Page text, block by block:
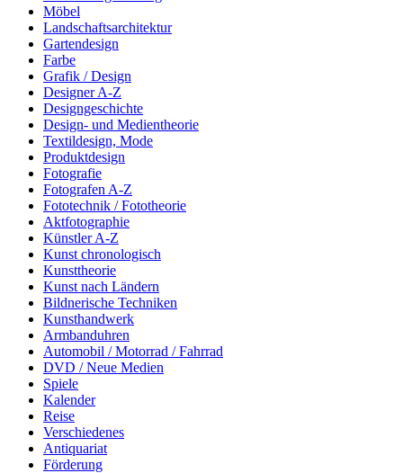
Möbel
Landschaftsarchitektur
Gartendesign
Farbe
Grafik / Design
Designer A-Z
Designgeschichte
Design- und Medientheorie
Textildesign, Mode
Produktdesign
Fotografie
Fotografen A-Z
Fototechnik / Fototheorie
Aktfotographie
Künstler A-Z
Kunst chronologisch
Kunsttheorie
Kunst nach Ländern
Bildnerische Techniken
Kunsthandwerk
Armbanduhren
Automobil / Motorrad / Fahrrad
DVD / Neue Medien
Spiele
Kalender
Reise
Verschiedenes
Antiquariat
Förderung